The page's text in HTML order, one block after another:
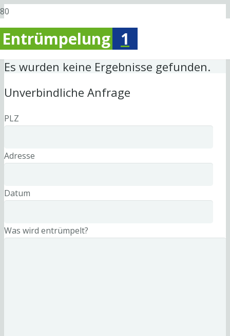
Entrümpelung 1
Es wurden keine Ergebnisse gefunden.
Unverbindliche Anfrage
PLZ
Adresse
Datum
Was wird entrümpelt?